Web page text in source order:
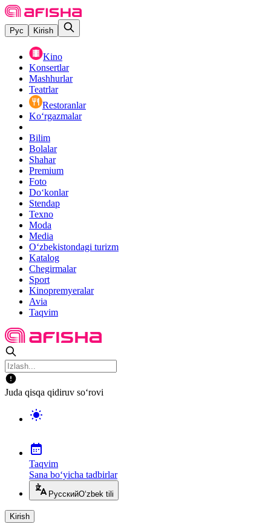
Рус Kirish
Kino
Konsertlar
Mashhurlar
Teatrlar
Restoranlar
Ko‘rgazmalar
Bilim
Bolalar
Shahar
Premium
Foto
Do‘konlar
Stendap
Texno
Moda
Media
O‘zbekistondagi turizm
Katalog
Chegirmalar
Sport
Kinopremyeralar
Avia
Taqvim
Juda qisqa qidiruv so‘rovi
Taqvim
Sana bo‘yicha tadbirlar
РусскийO‘zbek tili
Kirish